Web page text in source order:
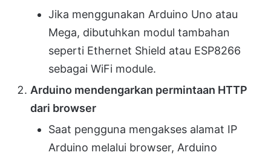
Jika menggunakan Arduino Uno atau
Mega, dibutuhkan modul tambahan
seperti Ethernet Shield atau ESP8266
sebagai WiFi module.
Arduino mendengarkan permintaan HTTP
dari browser
Saat pengguna mengakses alamat IP
Arduino melalui browser, Arduino